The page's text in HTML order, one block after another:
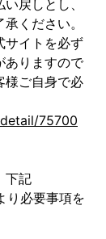
戻しとし、
ください。
サイトを必ず
ありますので
様ご自身で必
75700
下記
り必要事項を